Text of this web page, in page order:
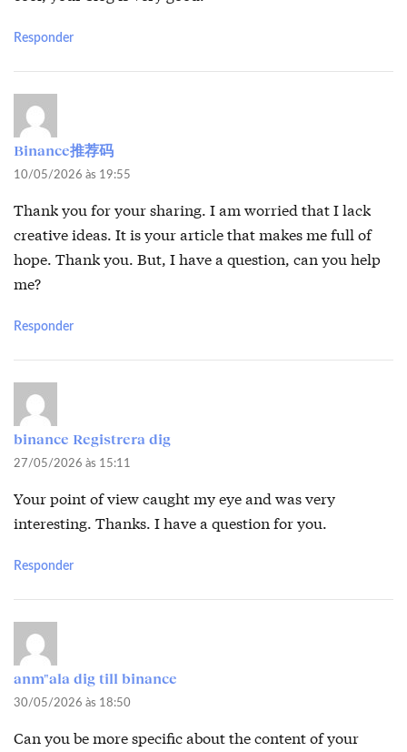
Responder
Binance推荐码
10/05/2026 às 19:55
Thank you for your sharing. I am worried that I lack
creative ideas. It is your article that makes me full of
hope. Thank you. But, I have a question, can you help
me?
Responder
binance Registrera dig
27/05/2026 às 15:11
Your point of view caught my eye and was very
interesting. Thanks. I have a question for you.
Responder
anm"ala dig till binance
30/05/2026 às 18:50
Can you be more specific about the content of your